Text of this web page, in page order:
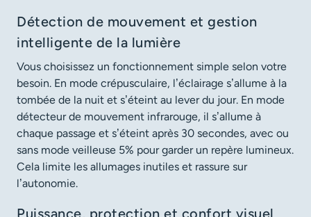
Détection de mouvement et gestion
intelligente de la lumière
Vous choisissez un fonctionnement simple selon votre
besoin. En mode crépusculaire, l’éclairage s’allume à la
tombée de la nuit et s’éteint au lever du jour. En mode
détecteur de mouvement infrarouge, il s’allume à
chaque passage et s’éteint après 30 secondes, avec ou
sans mode veilleuse 5% pour garder un repère lumineux.
Cela limite les allumages inutiles et rassure sur
l’autonomie.
Puissance, protection et confort visuel